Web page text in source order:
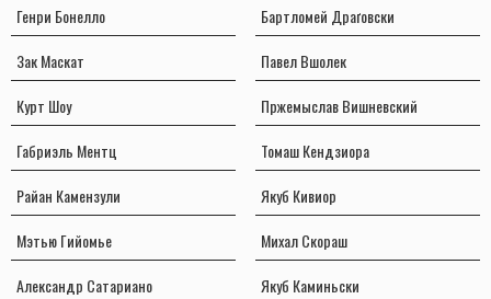
Генри Бонелло
Зак Маскат
Курт Шоу
Габриэль Ментц
Райан Камензули
Мэтью Гийомье
Александр Сатариано
Бартломей Драґовски
Павел Вшолек
Пржемыслав Вишневский
Томаш Кендзиора
Якуб Кивиор
Михал Скораш
Якуб Каминьски